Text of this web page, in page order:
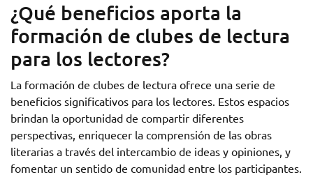
¿Qué beneficios aporta la
formación de clubes de lectura
para los lectores?
La formación de clubes de lectura ofrece una serie de
beneficios significativos para los lectores. Estos espacios
brindan la oportunidad de compartir diferentes
perspectivas, enriquecer la comprensión de las obras
literarias a través del intercambio de ideas y opiniones, y
fomentar un sentido de comunidad entre los participantes.